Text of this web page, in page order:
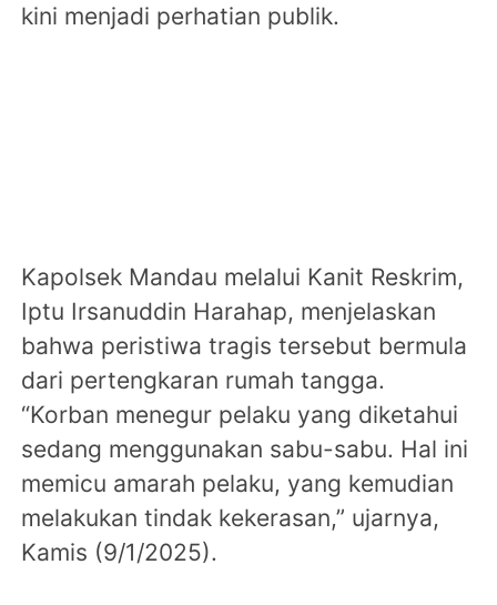
kini menjadi perhatian publik.
Kapolsek Mandau melalui Kanit Reskrim,
Iptu Irsanuddin Harahap, menjelaskan
bahwa peristiwa tragis tersebut bermula
dari pertengkaran rumah tangga.
“Korban menegur pelaku yang diketahui
sedang menggunakan sabu-sabu. Hal ini
memicu amarah pelaku, yang kemudian
melakukan tindak kekerasan,” ujarnya,
Kamis (9/1/2025).